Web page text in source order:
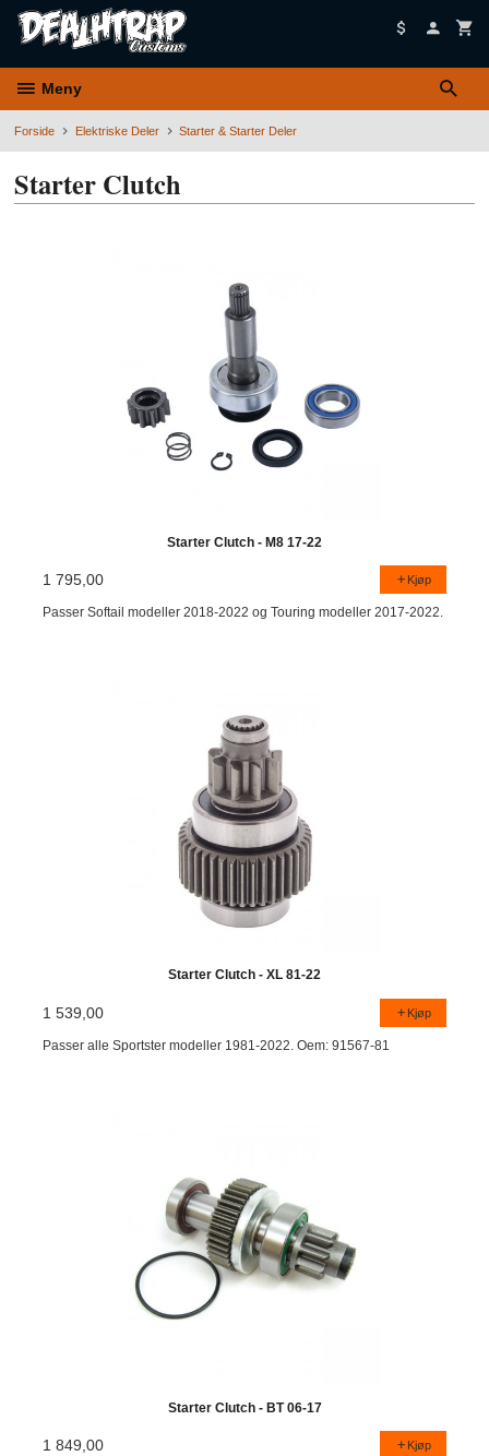
Meny
Forside Elektriske Deler Starter & Starter Deler
Starter Clutch
Starter Clutch - M8 17-22
1 795,00 Kjøp
Passer Softail modeller 2018-2022 og Touring modeller 2017-2022.
Starter Clutch - XL 81-22
1 539,00 Kjøp
Passer alle Sportster modeller 1981-2022. Oem: 91567-81
Starter Clutch - BT 06-17
1 849,00 Kjøp